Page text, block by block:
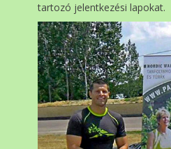
tartozó jelentkezési lapokat.